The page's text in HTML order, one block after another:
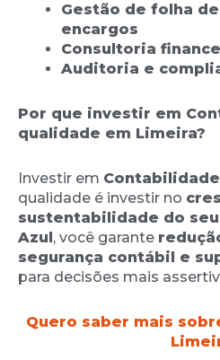
Gestão de folha
encargos
Consultoria
Auditoria e
Por que investir em
qualidade em Limeira?
Investir em
qualidade é investir no
sustentabilidade do
Azul , você garante
segurança contábil e
para decisões mais
Quero saber mais